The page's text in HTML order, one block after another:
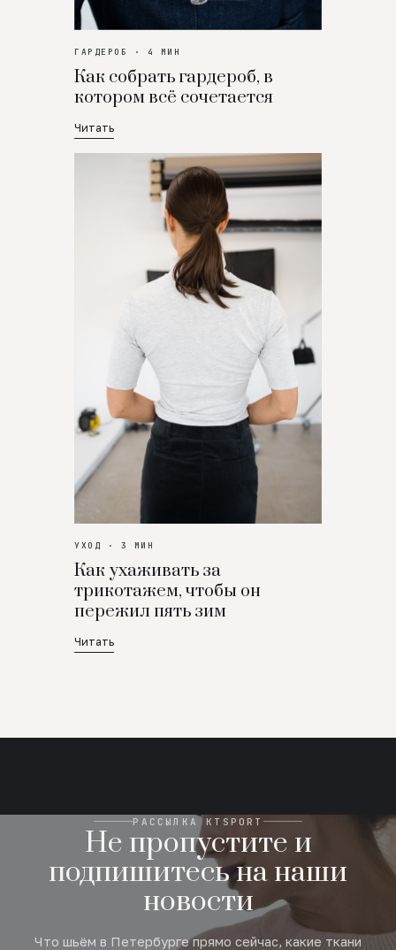
ГАРДЕРОБ · 4 МИН
Как собрать гардероб, в
котором всё сочетается
Читать
УХОД · 3 МИН
Как ухаживать за
трикотажем, чтобы он
пережил пять зим
Читать
РАССЫЛКА KTSPORT
Не пропустите и
подпишитесь на наши
новости
Что шьём в Петербурге прямо сейчас, какие ткани